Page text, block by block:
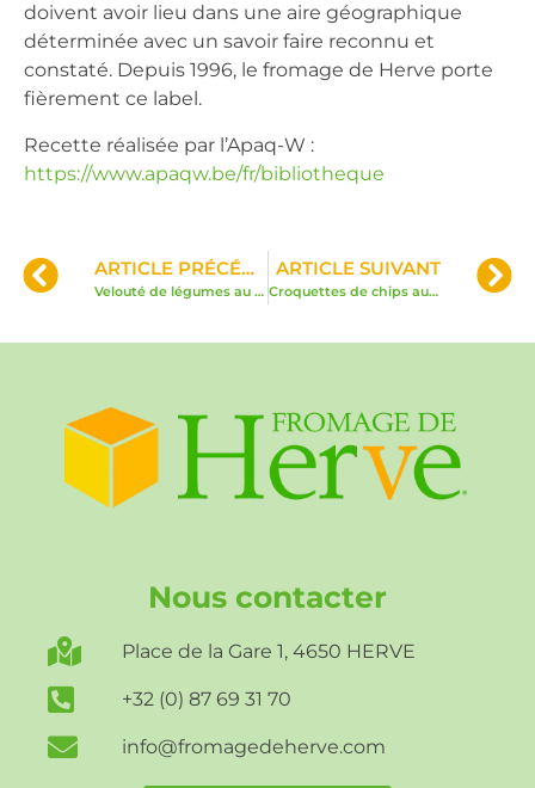
doivent avoir lieu dans une aire géographique
déterminée avec un savoir faire reconnu et
constaté. Depuis 1996, le fromage de Herve porte
fièrement ce label.
Recette réalisée par l’Apaq-W :
https://www.apaqw.be/fr/bibliotheque
ARTICLE PRÉCÉDENT
Velouté de légumes au Herve et croûtons rôtis
ARTICLE SUIVANT
Croquettes de chips au fromage de Herve
Nous contacter
Place de la Gare 1, 4650 HERVE
+32 (0) 87 69 31 70
info@fromagedeherve.com